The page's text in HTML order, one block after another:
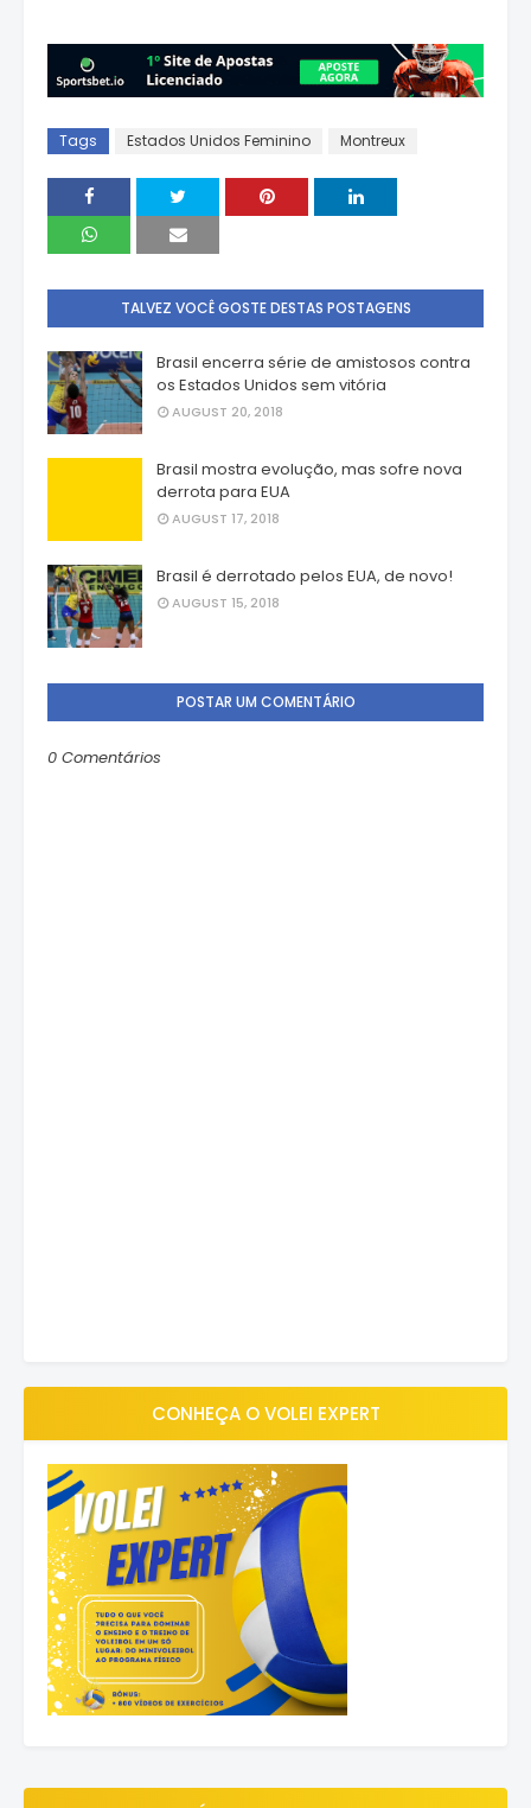
Tags Estados Unidos Feminino Montreux
TALVEZ VOCÊ GOSTE DESTAS POSTAGENS
Brasil encerra série de amistosos contra
os Estados Unidos sem vitória
AUGUST 20, 2018
Brasil mostra evolução, mas sofre nova
derrota para EUA
AUGUST 17, 2018
Brasil é derrotado pelos EUA, de novo!
AUGUST 15, 2018
POSTAR UM COMENTÁRIO
0 Comentários
CONHEÇA O VOLEI EXPERT